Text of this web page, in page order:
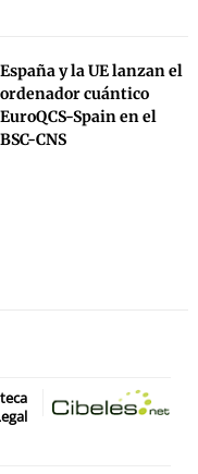
España y la UE lanzan el
ordenador cuántico
EuroQCS-Spain en el
BSC-CNS